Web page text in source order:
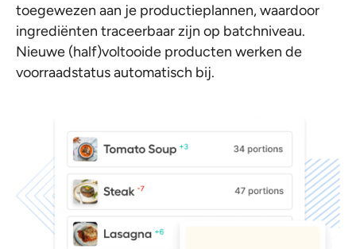
toegewezen aan je productieplannen, waardoor
ingrediënten traceerbaar zijn op batchniveau.
Nieuwe (half)voltooide producten werken de
voorraadstatus automatisch bij.